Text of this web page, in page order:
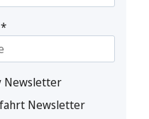
*
Newsletter
Newsletter